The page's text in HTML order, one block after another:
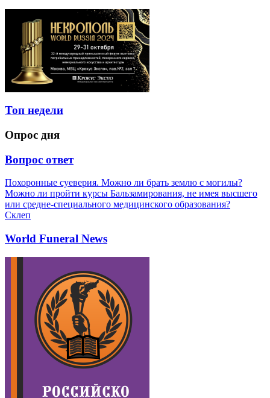
Топ недели
Опрос дня
Вопрос ответ
Похоронные суеверия. Можно ли брать землю с могилы?
Можно ли пройти курсы Бальзамирования, не имея высшего
или средне-специального медицинского образования?
Склеп
World Funeral News